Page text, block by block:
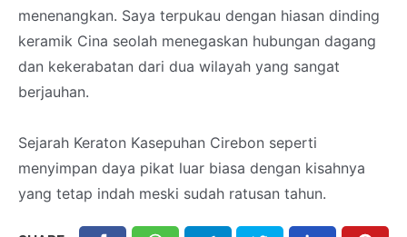
menenangkan. Saya terpukau dengan hiasan dinding
keramik Cina seolah menegaskan hubungan dagang
dan kekerabatan dari dua wilayah yang sangat
berjauhan.
Sejarah Keraton Kasepuhan Cirebon seperti
menyimpan daya pikat luar biasa dengan kisahnya
yang tetap indah meski sudah ratusan tahun.